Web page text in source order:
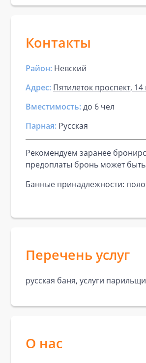
Контакты
Район: Невский
Адрес: Пятилеток проспект, 14
Вместимость:до 6 чел
Парная: Русская
Рекомендуем заранее
предоплаты бронь может быть
Банные принадлежности:
Перечень услуг
русская баня, услуги
О нас